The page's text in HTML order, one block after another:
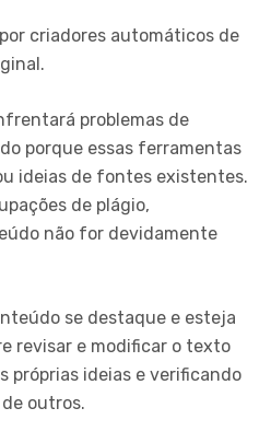
criadores automáticos de
problemas de
porque essas ferramentas
ideias de fontes existentes.
de plágio,
não for devidamente
se destaque e esteja
revisar e modificar o texto
próprias ideias e verificando
outros.